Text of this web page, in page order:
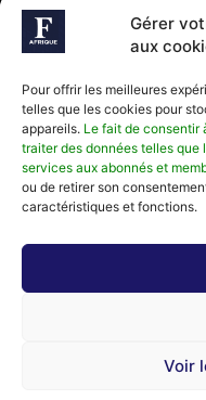
Gérer
aux
Pour offrir les meilleures
telles que les cookies pour
appareils. Le fait de consentir
traiter des données telles
services aux abonnés et
ou de retirer son
caractéristiques et fonctions.
Voir
JOINDRE L'ÉQUIPE
Rédaction
Développement
Communiquer avec
Média Kit 2026
Abonnez-vous à la
régulièrement nos